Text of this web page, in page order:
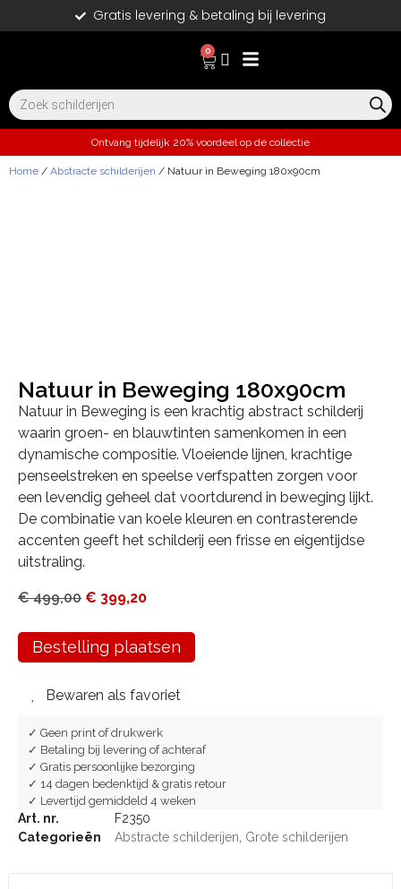
Gratis levering & betaling bij levering
0
Ontvang tijdelijk 20% voordeel op de collectie
Home / Abstracte schilderijen / Natuur in Beweging 180x90cm
Natuur in Beweging 180x90cm
Natuur in Beweging is een krachtig abstract schilderij
waarin groen- en blauwtinten samenkomen in een
dynamische compositie. Vloeiende lijnen, krachtige
penseelstreken en speelse verfspatten zorgen voor
een levendig geheel dat voortdurend in beweging lijkt.
De combinatie van koele kleuren en contrasterende
accenten geeft het schilderij een frisse en eigentijdse
uitstraling.
€499,00 € 399,20
Bestelling plaatsen
Bewaren als favoriet
✓ Geen print of drukwerk
✓ Betaling bij levering of achteraf
✓ Gratis persoonlijke bezorging
✓ 14 dagen bedenktijd & gratis retour
✓ Levertijd gemiddeld 4 weken
Art. nr.
F2350
Categorieën
Abstracte schilderijen Grote schilderijen